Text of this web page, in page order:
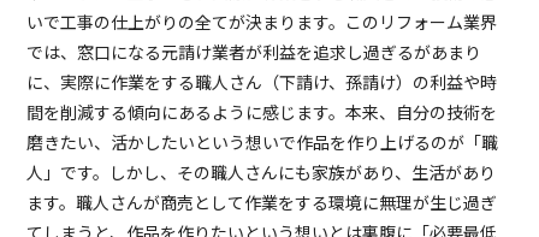
いで工事の仕上がりの全てが決まります。このリフォーム業界
では、窓口になる元請け業者が利益を追求し過ぎるがあまり
に、実際に作業をする職人さん（下請け、孫請け）の利益や時
間を削減する傾向にあるように感じます。本来、自分の技術を
磨きたい、活かしたいという想いで作品を作り上げるのが「職
人」です。しかし、その職人さんにも家族があり、生活があり
ます。職人さんが商売として作業をする環境に無理が生じ過ぎ
てしまうと、作品を作りたいという想いとは裏腹に「必要最低